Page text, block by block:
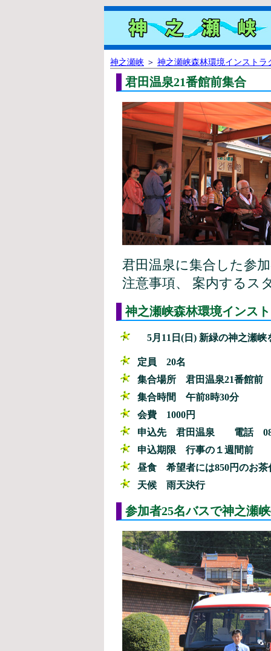
神之瀬峡 ＞ 神之瀬峡森林環境インストラ
君田温泉21番館前集合
君田温泉に集合した参
注意事項、 案内するス
神之瀬峡森林環境インス
5月11日(日) 新緑の神之瀬峡
定員 20名
集合場所 君田温泉21番館
集合時間
午前8時30分
会費 1000円
申込先君田温泉 電話
申込期限 行事の１週間前
昼食 希望者には850円のお茶
天候 雨天決行
参加者25名バスで神之瀬